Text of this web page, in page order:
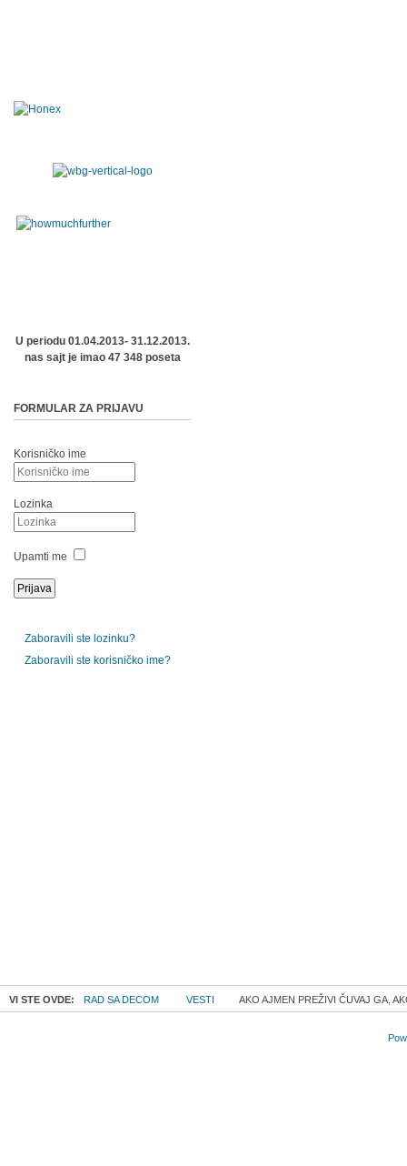
U periodu 01.04.2013- 31.12.2013.
nas sajt je imao 47 348 poseta
FORMULAR ZA PRIJAVU
Korisničko ime
Lozinka
Upamti me
Zaboravili ste lozinku?
Zaboravili ste korisničko ime?
VI STE OVDE: RAD SA DECOM VESTI AKO AJMEN PREŽIVI ČUVAJ GA,